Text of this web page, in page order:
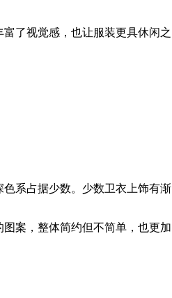
了视觉感，也让服装更具休闲之
系占据少数。少数卫衣上饰有渐
案，整体简约但不简单，也更加